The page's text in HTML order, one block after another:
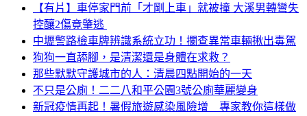
【有片】車停家門前「才剛上車」就被撞 大溪男轉彎失
控釀2傷竟肇逃
中壢警路檢車牌辨識系統立功！攔查異常車輛揪出毒駕
狗狗一直舔腳，是清潔還是身體在求救？
那些默默守護城市的人：清晨四點開始的一天
不只是公廁！二二八和平公園3號公廁華麗變身
新冠疫情再起！暑假旅遊感染風險增 專家教你這樣做